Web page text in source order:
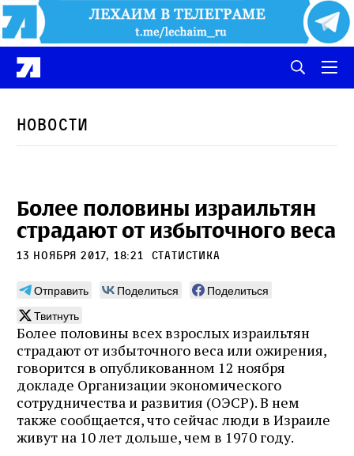
Новости
Более половины израильтян
страдают от избыточного веса
13 ноября 2017, 18:21 статистика
Отправить Поделиться
Поделиться
Твитнуть
Более половины всех взрослых израильтян
страдают от избыточного веса или ожирения,
говорится в опубликованном 12 ноября
докладе Организации экономического
сотрудничества и развития (ОЭСР). В нем
также сообщается, что сейчас люди в Израиле
живут на 10 лет дольше, чем в 1970 году.